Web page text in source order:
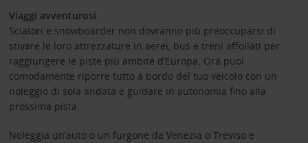
Viaggi avventurosi
Sciatori e snowboarder non dovranno più preoccuparsi di
stivare le loro attrezzature in aerei, bus e treni affollati per
raggiungere le piste più ambite d’Europa. Ora puoi
comodamente riporre tutto a bordo del tuo veicolo con un
noleggio di sola andata e guidare in autonomia fino alla
prossima pista.
Noleggia un’auto o un furgone da Venezia o Treviso e